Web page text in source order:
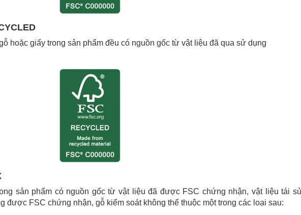
hoặc giấy trong sản phẩm đều có nguồn gốc từ vật liệu đã qua sử dụng
sản phẩm có nguồn gốc từ vật liệu đã được FSC chứng nhận, vật liệu tái
được FSC chứng nhận, gỗ kiểm soát không thể thuộc một trong các loại sau: